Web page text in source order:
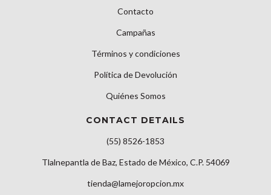
Contacto
Campañas
Términos y condiciones
Política de Devolución
Quiénes Somos
CONTACT DETAILS
(55) 8526-1853
Tlalnepantla de Baz, Estado de México, C.P. 54069
tienda@lamejoropcion.mx